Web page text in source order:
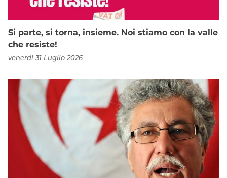
Si parte, si torna, insieme. Noi stiamo con la valle
che resiste!
venerdì 31 Luglio 2026